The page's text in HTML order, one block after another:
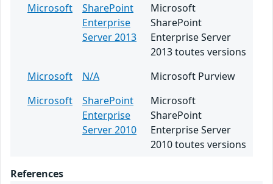
Microsoft
SharePoint
Enterprise
Server 2013
Microsoft
SharePoint
Enterprise Server
2013 toutes versions
Microsoft
N/A
Microsoft Purview
Microsoft
SharePoint
Enterprise
Server 2010
Microsoft
SharePoint
Enterprise Server
2010 toutes versions
References